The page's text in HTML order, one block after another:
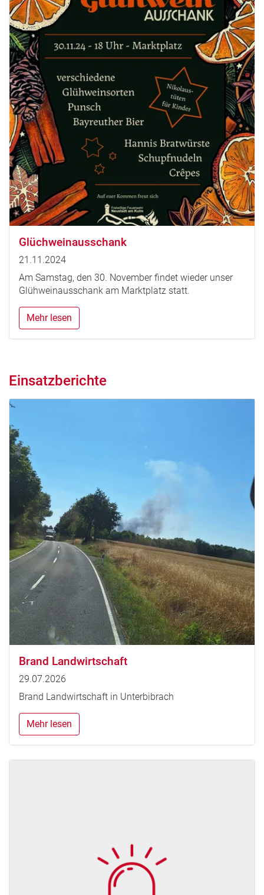
Glüchweinausschank
21.11.2024
Am Samstag, den 30. November findet wieder unser
Glühweinausschank am Marktplatz statt.
Mehr lesen
Einsatzberichte
Brand Landwirtschaft
29.07.2026
Brand Landwirtschaft in Unterbibrach
Mehr lesen